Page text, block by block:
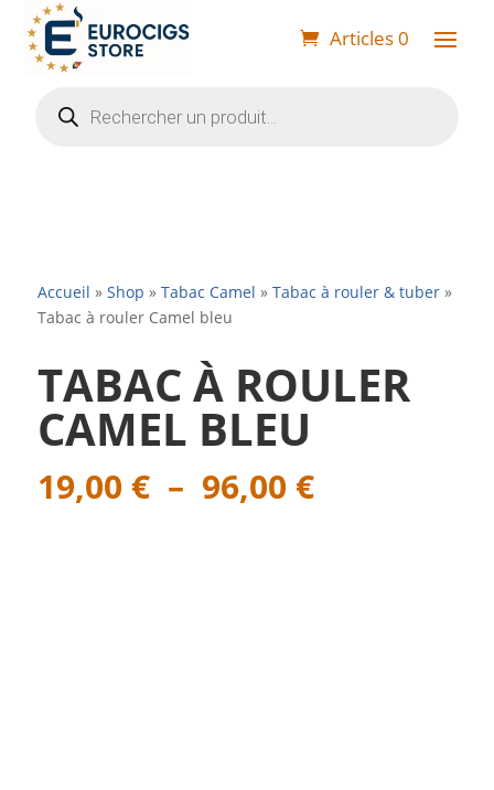
Articles 0
produits
Accueil » Shop » Tabac Camel » Tabac à rouler & tuber»
Tabac à rouler Camel bleu
TABAC À ROULER
CAMEL BLEU
19,00 € – 96,00 €Plage
de